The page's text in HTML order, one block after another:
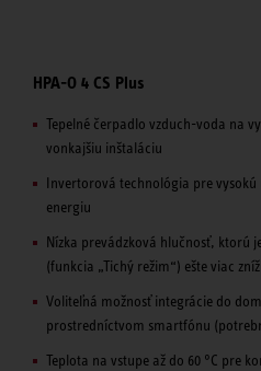
HPA-O 4 CS Plus
Tepelné čerpadlo vzduch-voda na
vonkajšiu inštaláciu
Invertorová technológia pre vysokú
energiu
Nízka prevádzková hlučnosť, ktorú
(funkcia „Tichý režim“­) ešte viac
Voliteľná možnosť integrácie do
prostredníctvom smartfónu
Teplota na vstupe až do 60 °C pre